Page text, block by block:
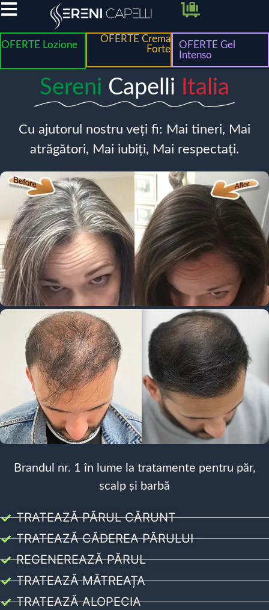
OFERTE Lozione
OFERTE Crema
Forte
OFERTE Gel
Intenso
Sereni Capelli Italia
Cu ajutorul nostru veți fi: Mai tineri, Mai
atrăgători, Mai iubiți, Mai respectați.
Brandul nr. 1 în lume la tratamente pentru păr,
scalp și barbă
TRATEAZĂ PĂRUL CĂRUNT
TRATEAZĂ CĂDEREA PĂRULUI
REGENEREAZĂ PĂRUL
TRATEAZĂ MĂTREAȚA
TRATEAZĂ ALOPECIA